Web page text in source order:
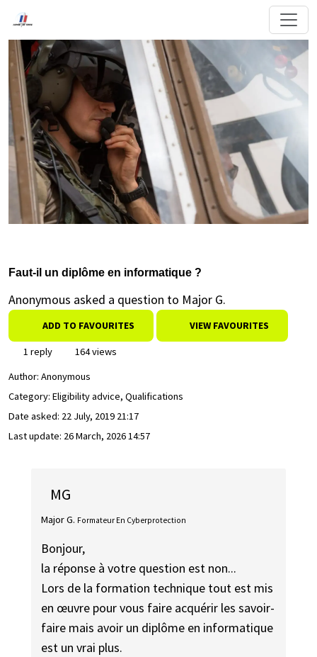
Faut-il un diplôme en informatique ?
Anonymous asked a question to Major G.
ADD TO FAVOURITES VIEW FAVOURITES
1 reply
164 views
Author: Anonymous
Category: Eligibility advice, Qualifications
Date asked: 22 July, 2019 21:17
Last update: 26 March, 2026 14:57
MG
Major G. Formateur En Cyberprotection
Bonjour,
la réponse à votre question est non...
Lors de la formation technique tout est mis
en œuvre pour vous faire acquérir les savoir-
faire mais avoir un diplôme en informatique
est un vrai plus.